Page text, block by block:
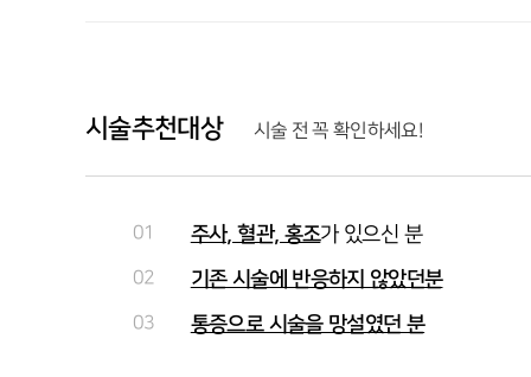
시술추천대상 시술 전 꼭 확인하세요!
01 주사, 혈관, 홍조가 있으신 분
02 기존 시술에 반응하지 않았던분
03 통증으로 시술을 망설였던 분